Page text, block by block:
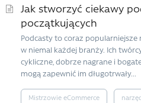
Jak stworzyć ciekawy
początkujących
Podcasty to coraz
w niemal każdej branży. Ich
cykliczne, dobrze nagrane i
mogą zapewnić im długotrwały...
Mistrzowie eCommerce